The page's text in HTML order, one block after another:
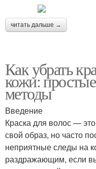
читать дальше →
Как убрать
кожи:
методы
Введение
Краска для волос —
свой образ, но часто
неприятные следы на
раздражающим, если